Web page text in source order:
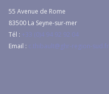
55 Avenue de Rome
83500 La Seyne-sur-mer
Tél : +33 (0)4 94 92 92 04
Email : c.thibault@ghr-region-sud.fr